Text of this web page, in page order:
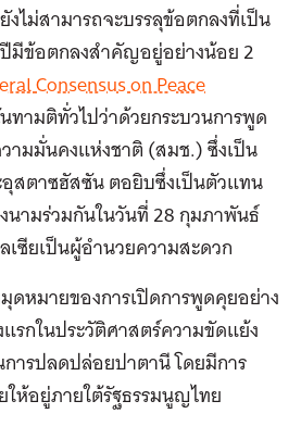
ไม่สามารถจะบรรลุข้อตกลงที่เป็น
มีข้อตกลงสำคัญอยู่อย่างน้อย 2
Consensus on Peace
ทามติทั่วไปว่าด้วยกระบวนการพูด
มมั่นคงแห่งชาติ (สมช.) ซึ่งเป็น
สตาซฮัสซัน ตอยิบซึ่งเป็นตัวแทน
นามร่วมกันในวันที่ 28 กุมภาพันธ์
เซียเป็นผู้อำนวยความสะดวก
ดหมายของการเปิดการพูดคุยอย่าง
รกในประวัติศาสตร์ความขัดแย้ง
การปลดปล่อยปาตานี โดยมีการ
ห้อยู่ภายใต้รัฐธรรมนูญไทย